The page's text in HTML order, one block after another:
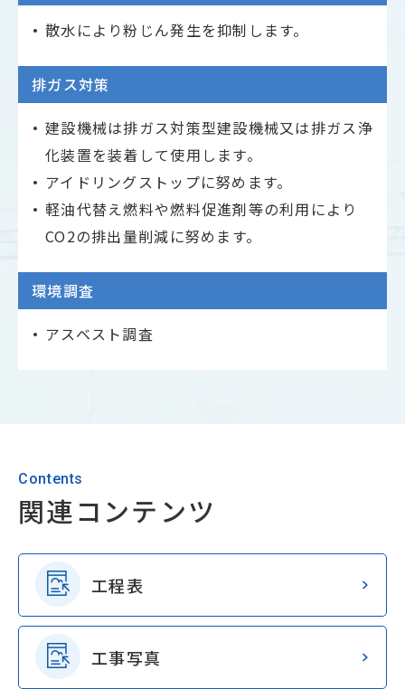
散水により粉じん発生を抑制します。
排ガス対策
建設機械は排ガス対策型建設機械又は排ガス浄
化装置を装着して使用します。
アイドリングストップに努めます。
軽油代替え燃料や燃料促進剤等の利用により
CO2の排出量削減に努めます。
環境調査
アスベスト調査
Contents
関連コンテンツ
工程表
工事写真